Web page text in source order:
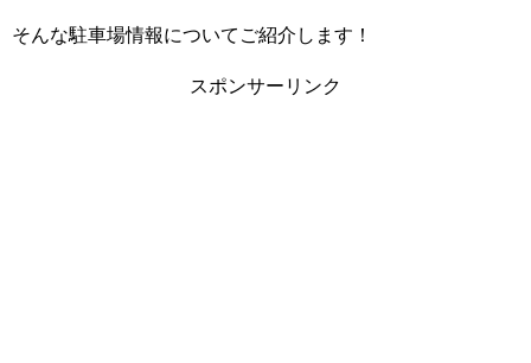
そんな駐車場情報についてご紹介します！
スポンサーリンク